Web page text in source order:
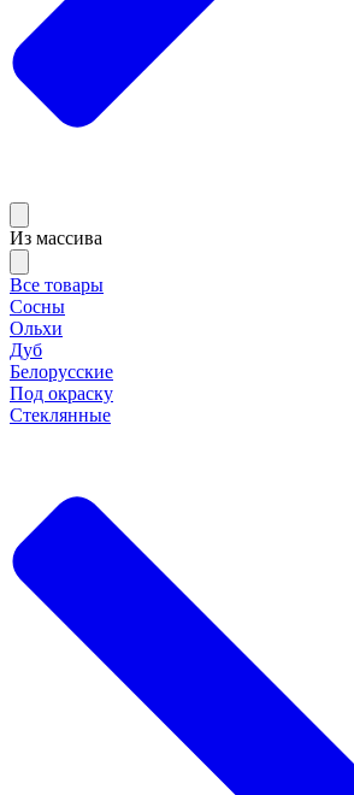
Из массива
Все товары
Сосны
Ольхи
Дуб
Белорусские
Под окраску
Стеклянные